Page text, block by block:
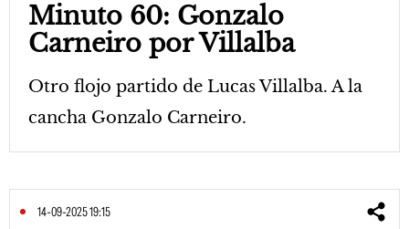
Minuto 60: Gonzalo
Carneiro por Villalba
Otro flojo partido de Lucas Villalba. A la
cancha Gonzalo Carneiro.
14-09-2025 19:15